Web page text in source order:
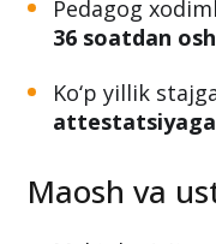
Ish vaqti
Pedagog
36 soatdan
Ko‘p yillik
attestatsiyaga